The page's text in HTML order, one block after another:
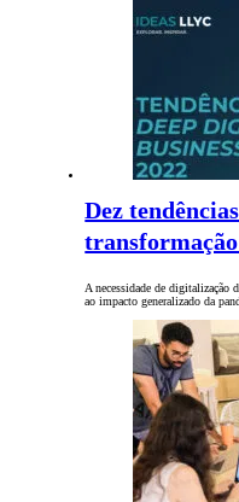
Dez
A necessidade de digitalização
ao impacto generalizado da